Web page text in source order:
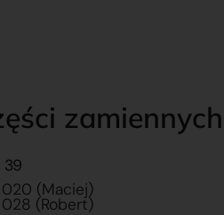
zamiennych
39
(Maciej)
(Robert)